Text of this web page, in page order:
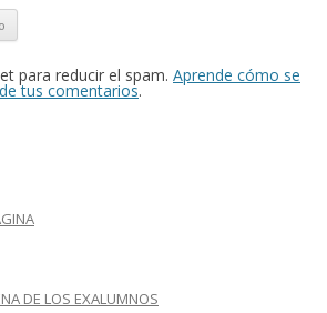
para reducir el spam. Aprende cómo se
tus comentarios.
DE LOS EXALUMNOS